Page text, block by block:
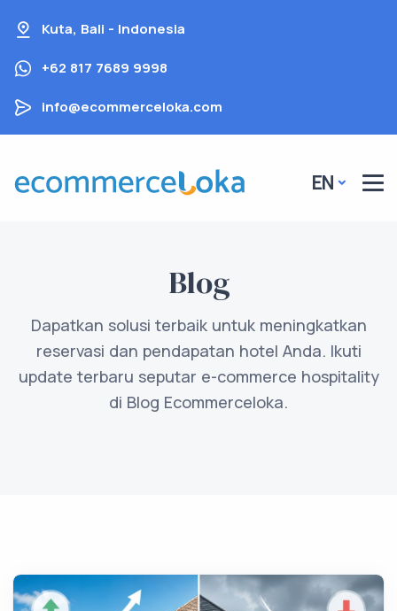
Kuta, Bali - Indonesia
+62 817 7689 9998
info@ecommerceloka.com
EN
Blog
Dapatkan solusi terbaik untuk meningkatkan
reservasi dan pendapatan hotel Anda. Ikuti
update terbaru seputar e-commerce hospitality
di Blog Ecommerceloka.